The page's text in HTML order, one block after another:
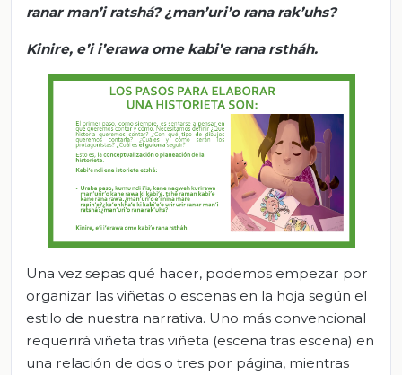
ranar man’i ratshá? ¿man’uri’orana rak’uhs?
Kinire, e’i i’erawa ome kabi’erana rstháh.
Una vez sepas qué hacer, podemos empezar por
organizar las viñetas o escenas en la hoja según el
estilo de nuestra narrativa. Uno más convencional
requerirá viñeta tras viñeta (escena tras escena) en
una relación de dos o tres por página, mientras